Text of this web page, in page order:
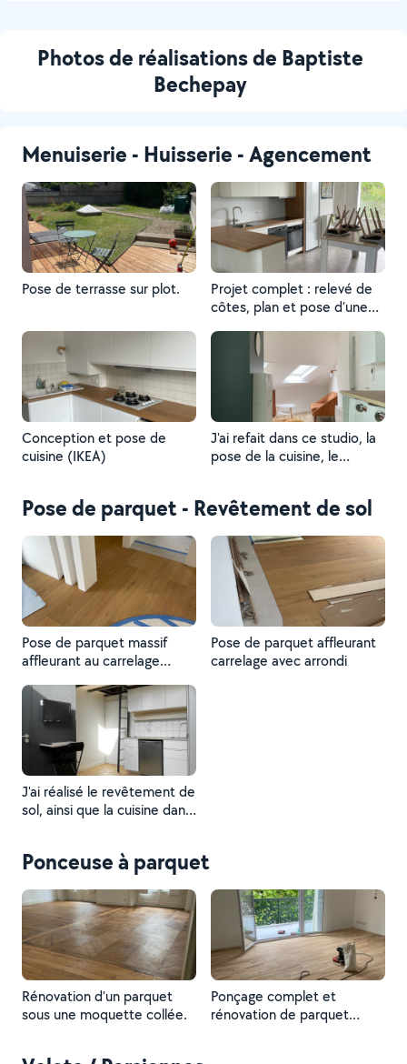
Photos de réalisations de Baptiste
Bechepay
Menuiserie - Huisserie - Agencement
Pose de terrasse sur plot.
Projet complet : relevé de
côtes, plan et pose d’une
Conception et pose de
cuisine (IKEA)
J'ai refait dans ce studio, la
pose de la cuisine, le
Pose de parquet - Revêtement de sol
Pose de parquet massif
affleurant au carrelage
contour de poteaux béton.
Pose de parquet affleurant
carrelage avec arrondi
J'ai réalisé le revêtement de
sol, ainsi que la cuisine dans
Ponceuse à parquet
Rénovation d’un parquet
sous une moquette collée.
Ponçage complet et
rénovation de parquet